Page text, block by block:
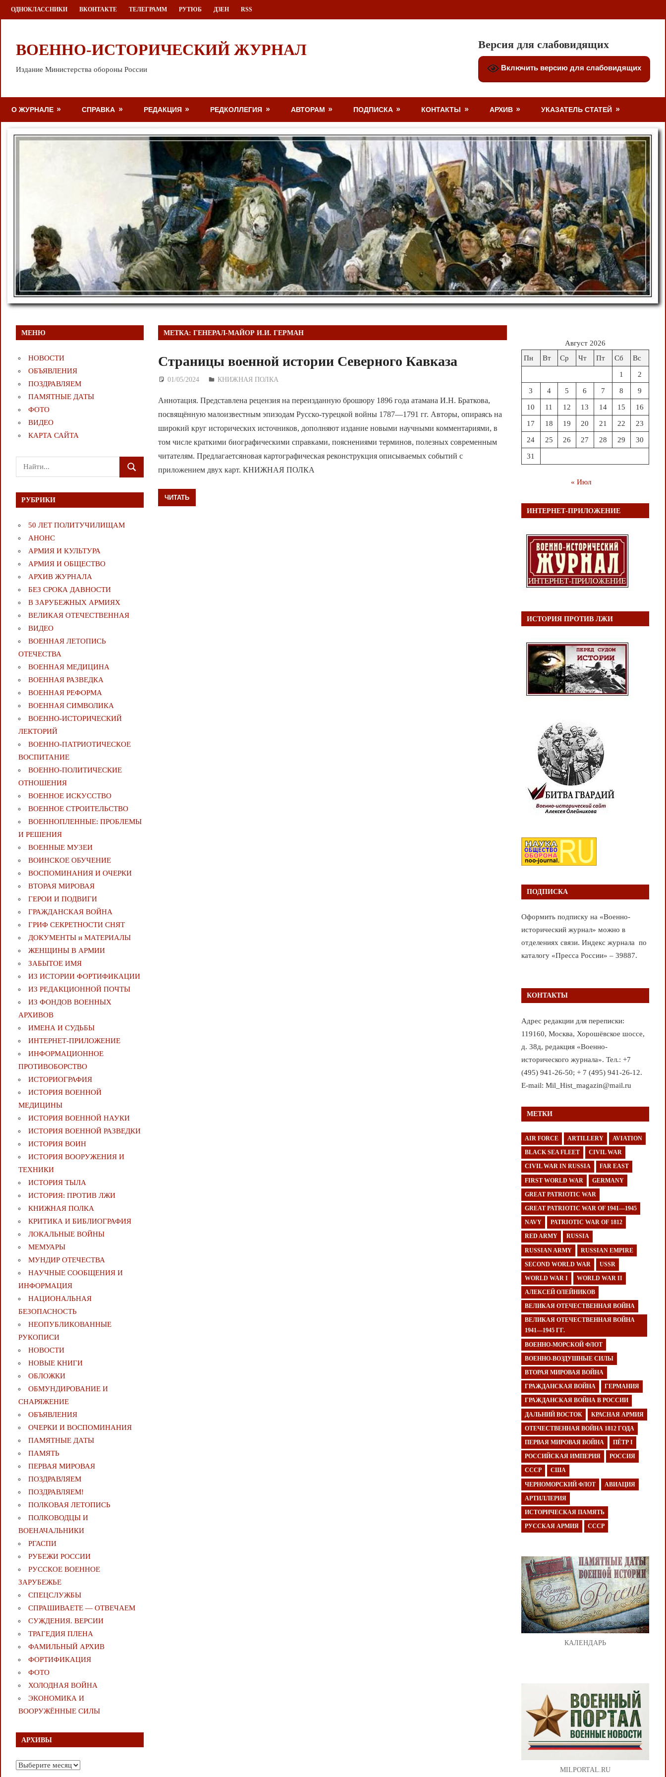
Перейти
к
ОДНОКЛАССНИКИ ВКОНТАКТЕ ТЕЛЕГРАММ РУТЮБ ДЗЕН RSS
ВОЕННО-ИСТОРИЧЕСКИЙ ЖУРНАЛ
Издание Министерства обороны России
Версия для слабовидящих
Включить версию для слабовидящих
О ЖУРНАЛЕ СПРАВКА РЕДАКЦИЯ РЕДКОЛЛЕГИЯ АВТОРАМ ПОДПИСКА КОНТАКТЫ АРХИВ УКАЗАТЕЛЬ СТАТЕЙ
МЕТКА:ГЕНЕРАЛ-МАЙОР И.И. ГЕРМАН
Страницы военной истории Северного Кавказа
01/05/2024 Дежурный по Редакции
КНИЖНАЯ ПОЛКА
Аннотация. Представлена рецензия на переизданную брошюру 1896 года атамана И.Н. Браткова,
посвящённую малоизвестным эпизодам Русско-турецкой войны 1787—1791 гг. Авторы, опираясь на
широкий круг исторических источников, дополняют издание новыми научными комментариями, в
том числе краткими биографическими справками, пояснениями терминов, полезных современным
читателям. Предлагаетсяновая картографическая реконструкция описываемых событий с
приложением двух карт. КНИЖНАЯ ПОЛКА
ЧИТАТЬ
МЕНЮ
НОВОСТИ
ОБЪЯВЛЕНИЯ
ПОЗДРАВЛЯЕМ
ПАМЯТНЫЕ ДАТЫ
ФОТО
ВИДЕО
КАРТА САЙТА
Поиск
для:
ПОИСК
РУБРИКИ
50 ЛЕТ ПОЛИТУЧИЛИЩАМ
АНОНС
АРМИЯ И КУЛЬТУРА
АРМИЯ И ОБЩЕСТВО
АРХИВ ЖУРНАЛА
БЕЗ СРОКА ДАВНОСТИ
В ЗАРУБЕЖНЫХ АРМИЯХ
ВЕЛИКАЯ ОТЕЧЕСТВЕННАЯ
ВИДЕО
ВОЕННАЯ ЛЕТОПИСЬ
ОТЕЧЕСТВА
ВОЕННАЯ МЕДИЦИНА
ВОЕННАЯ РАЗВЕДКА
ВОЕННАЯ РЕФОРМА
ВОЕННАЯ СИМВОЛИКА
ВОЕННО-ИСТОРИЧЕСКИЙ
ЛЕКТОРИЙ
ВОЕННО-ПАТРИОТИЧЕСКОЕ
ВОСПИТАНИЕ
ВОЕННО-ПОЛИТИЧЕСКИE
ОТНОШЕНИЯ
ВОЕННОЕ ИСКУССТВО
ВОЕННОЕ СТРОИТЕЛЬСТВО
ВОЕННОПЛЕННЫЕ: ПРОБЛЕМЫ
И РЕШЕНИЯ
ВОЕННЫЕ МУЗЕИ
ВОИНСКОЕ ОБУЧЕНИЕ
ВОСПОМИНАНИЯ И ОЧЕРКИ
ВТОРАЯ МИРОВАЯ
ГЕРОИ И ПОДВИГИ
ГРАЖДАНСКАЯ ВОЙНА
ГРИФ СЕКРЕТНОСТИ СНЯТ
ДОКУМЕНТЫ и МАТЕРИАЛЫ
ЖЕНЩИНЫ В АРМИИ
ЗАБЫТОЕ ИМЯ
ИЗ ИСТОРИИ ФОРТИФИКАЦИИ
ИЗ РЕДАКЦИОННОЙ ПОЧТЫ
ИЗ ФОНДОВ ВОЕННЫХ
АРХИВОВ
ИМЕНА И СУДЬБЫ
ИНТЕРНЕТ-ПРИЛОЖЕНИЕ
ИНФОРМАЦИОННОЕ
ПРОТИВОБОРСТВО
ИСТОРИОГРАФИЯ
ИСТОРИЯ ВОЕННОЙ
МЕДИЦИНЫ
ИСТОРИЯ ВОЕННОЙ НАУКИ
ИСТОРИЯ ВОЕННОЙ РАЗВЕДКИ
ИСТОРИЯ ВОИН
ИСТОРИЯ ВООРУЖЕНИЯ И
ТЕХНИКИ
ИСТОРИЯ ТЫЛА
ИСТОРИЯ: ПРОТИВ ЛЖИ
КНИЖНАЯ ПОЛКА
КРИТИКА И БИБЛИОГРАФИЯ
ЛОКАЛЬНЫЕ ВОЙНЫ
МЕМУАРЫ
МУНДИР ОТЕЧЕСТВА
НАУЧНЫЕ СООБЩЕНИЯ И
ИНФОРМАЦИЯ
НАЦИОНАЛЬНАЯ
БЕЗОПАСНОСТЬ
НЕОПУБЛИКОВАННЫЕ
РУКОПИСИ
НОВОСТИ
НОВЫЕ КНИГИ
ОБЛОЖКИ
ОБМУНДИРОВАНИЕ И
СНАРЯЖЕНИЕ
ОБЪЯВЛЕНИЯ
ОЧЕРКИ И ВОСПОМИНАНИЯ
ПАМЯТНЫЕ ДАТЫ
ПАМЯТЬ
ПЕРВАЯ МИРОВАЯ
ПОЗДРАВЛЯЕМ
ПОЗДРАВЛЯЕМ!
ПОЛКОВАЯ ЛЕТОПИСЬ
ПОЛКОВОДЦЫ И
ВОЕНАЧАЛЬНИКИ
РГАСПИ
РУБЕЖИ РОССИИ
РУССКОЕ ВОЕННОЕ
ЗАРУБЕЖЬЕ
СПЕЦСЛУЖБЫ
СПРАШИВАЕТЕ — ОТВЕЧАЕМ
СУЖДЕНИЯ. ВЕРСИИ
ТРАГЕДИЯ ПЛЕНА
ФАМИЛЬНЫЙ АРХИВ
ФОРТИФИКАЦИЯ
ФОТО
ХОЛОДНАЯ ВОЙНА
ЭКОНОМИКА И
ВООРУЖЁННЫЕ СИЛЫ
АРХИВЫ
Архивы
Август 2026
Пн
Вт Ср Чт Пт Сб Вс
1 2
3 4 5 6 7 8 9
10 11 12 13 14 15 16
17 18 19 20 21 22 23
24 25 26 27 28 29 30
31
« Июл
ИНТЕРНЕТ-ПРИЛОЖЕНИЕ
ИСТОРИЯ ПРОТИВ ЛЖИ
ПОДПИСКА
Оформить подписку на «Военно-
исторический журнал» можно в
отделениях связи. Индекс журнала по
каталогу «Пресса России» – 39887.
КОНТАКТЫ
Адрес редакции для переписки:
119160, Москва, Хорошёвское шоссе,
д. 38д, редакция «Военно-
исторического журнала». Тел.: +7
(495) 941-26-50; + 7 (495) 941-26-12.
E-mail: Mil_Hist_magazin@mail.ru
МЕТКИ
AIR FORCE ARTILLERY AVIATION
BLACK SEA FLEET CIVIL WAR
CIVIL WAR IN RUSSIA FAR EAST
FIRST WORLD WAR GERMANY
GREAT PATRIOTIC WAR
GREAT PATRIOTIC WAR OF 1941—1945
NAVY PATRIOTIC WAR OF 1812
RED ARMY RUSSIA
RUSSIAN ARMY RUSSIAN EMPIRE
SECOND WORLD WAR USSR
WORLD WAR I WORLD WAR II
АЛЕКСЕЙ ОЛЕЙНИКОВ
ВЕЛИКАЯ ОТЕЧЕСТВЕННАЯ ВОЙНА
ВЕЛИКАЯ ОТЕЧЕСТВЕННАЯ ВОЙНА
1941—1945 ГГ.
ВОЕННО-МОРСКОЙ ФЛОТ
ВОЕННО-ВОЗДУШНЫЕ СИЛЫ
ВТОРАЯ МИРОВАЯ ВОЙНА
ГРАЖДАНСКАЯ ВОЙНА ГЕРМАНИЯ
ГРАЖДАНСКАЯ ВОЙНА В РОССИИ
ДАЛЬНИЙ ВОСТОК КРАСНАЯ АРМИЯ
ОТЕЧЕСТВЕННАЯ ВОЙНА 1812 ГОДА
ПЕРВАЯ МИРОВАЯ ВОЙНА ПЁТР I
РОССИЙСКАЯ ИМПЕРИЯ РОССИЯ
СССР США
ЧЕРНОМОРСКИЙ ФЛОТ АВИАЦИЯ
АРТИЛЛЕРИЯ
ИСТОРИЧЕСКАЯ ПАМЯТЬ
РУССКАЯ АРМИЯ СССР
КАЛЕНДАРЬ
MILPORTAL.RU